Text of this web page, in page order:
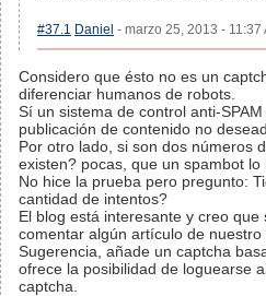
#37.1 Daniel - marzo 25, 2013 - 11:37
Considero que ésto no es un
diferenciar humanos de robots.
Sí un sistema de control anti-
publicación de contenido no
Por otro lado, si son dos números
existen? pocas, que un spambot lo
No hice la prueba pero pregunto:
cantidad de intentos?
El blog está interesante y creo
comentar algún artículo de nuestro
Sugerencia, añade un captcha
ofrece la posibilidad de loguearse
captcha.